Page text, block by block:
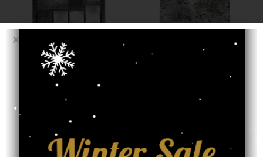
שטיח פלאש בטון
שטיח פלאש
קוביות אפור
₪